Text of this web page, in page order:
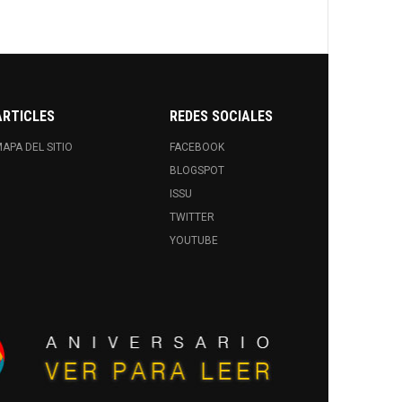
DEL SITIO
REDES SOCIALES
FACEBOOK
BLOGSPOT
ISSU
TWITTER
YOUTUBE